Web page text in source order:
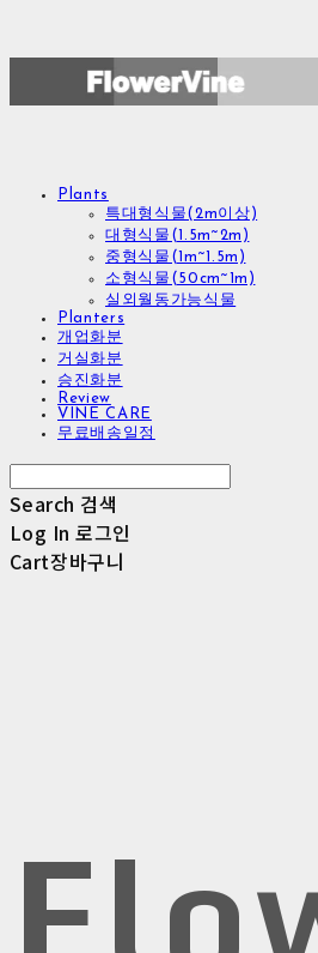
Plants
특대형식물(2m이상)
대형식물(1.5m~2m)
중형식물(1m~1.5m)
소형식물(50cm~1m)
실외월동가능식물
Planters
개업화분
거실화분
승진화분
Review
VINE CARE
무료배송일정
Search 검색
Log In 로그인
Cart장바구니